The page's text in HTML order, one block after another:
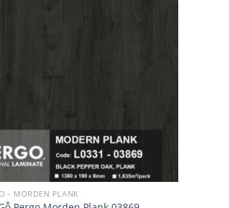
- MORDEN PLANK